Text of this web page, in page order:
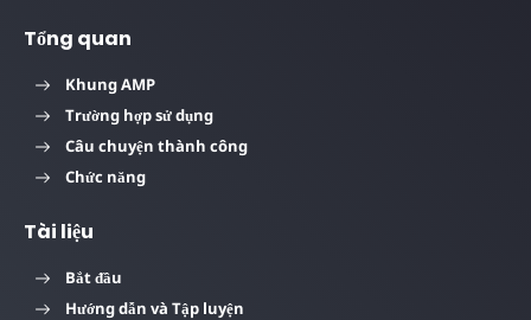
Tổng quan
Khung AMP
Trường hợp sử dụng
Câu chuyện thành công
Chức năng
Tài liệu
Bắt đầu
Hướng dẫn và Tập luyện